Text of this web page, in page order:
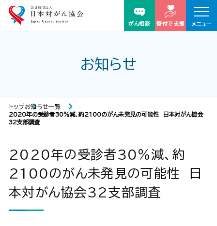
がん相談 寄付で支援 メニュー
お知らせ
トップお知らせ一覧
2020年の受診者30％減、約2100のがん未発見の可能性 日本対がん協会
32支部調査
2020年の受診者30％減、約
2100のがん未発見の可能性 日
本対がん協会32支部調査